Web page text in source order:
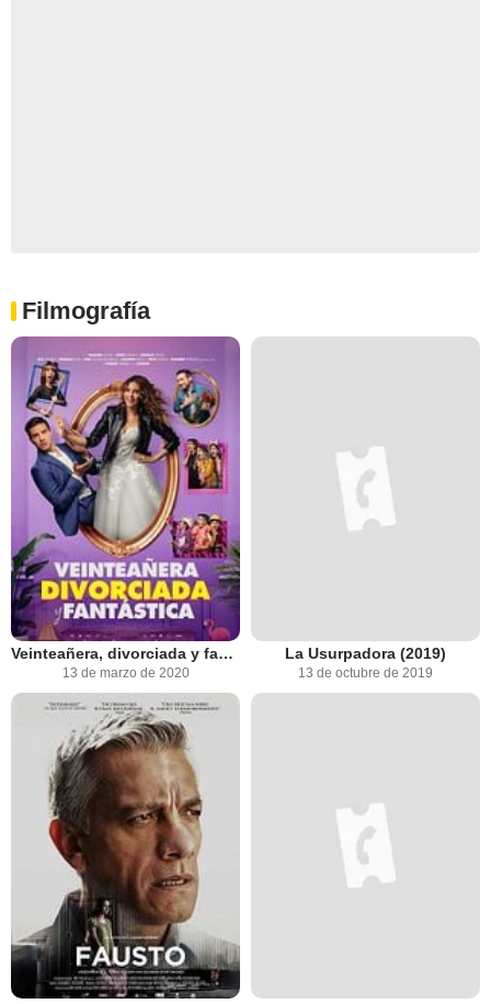
Filmografía
Veinteañera, divorciada y fantástica
13 de marzo de 2020
La Usurpadora (2019)
13 de octubre de 2019